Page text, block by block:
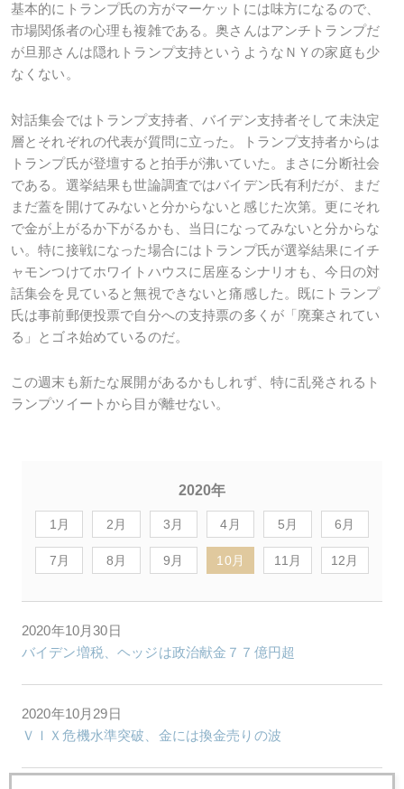
基本的にトランプ氏の方がマーケットには味方になるので、
市場関係者の心理も複雑である。奥さんはアンチトランプだ
が旦那さんは隠れトランプ支持というようなＮＹの家庭も少
なくない。
対話集会ではトランプ支持者、バイデン支持者そして未決定
層とそれぞれの代表が質問に立った。トランプ支持者からは
トランプ氏が登壇すると拍手が沸いていた。まさに分断社会
である。選挙結果も世論調査ではバイデン氏有利だが、まだ
まだ蓋を開けてみないと分からないと感じた次第。更にそれ
で金が上がるか下がるかも、当日になってみないと分からな
い。特に接戦になった場合にはトランプ氏が選挙結果にイチ
ャモンつけてホワイトハウスに居座るシナリオも、今日の対
話集会を見ていると無視できないと痛感した。既にトランプ
氏は事前郵便投票で自分への支持票の多くが「廃棄されてい
る」とゴネ始めているのだ。
この週末も新たな展開があるかもしれず、特に乱発されるト
ランプツイートから目が離せない。
2020年
1月 2月 3月 4月 5月 6月
7月 8月 9月 10月 11月 12月
2020年10月30日
バイデン増税、ヘッジは政治献金７７億円超
2020年10月29日
ＶＩＸ危機水準突破、金には換金売りの波